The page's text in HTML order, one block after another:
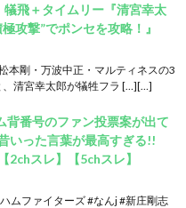
犠飛＋タイムリー『清宮幸太
攻撃”でポンセを攻略！』
本剛・万波中正・マルティネスの3
清宮幸太郎が犠牲フラ […][…]
背番号のファン投票案が出て
いった言葉が最高すぎる!!
2chスレ】【5chスレ】
ムファイターズ #なんj #新庄剛志